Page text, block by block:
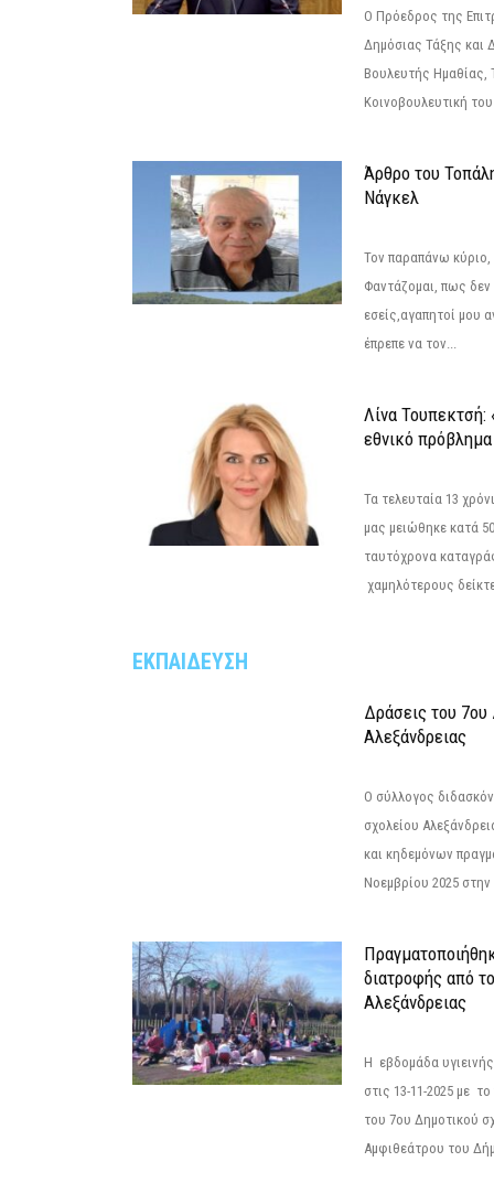
Ο Πρόεδρος της
Δημόσιας Τάξης και
Βουλευτής
Κοινοβουλευτική
Άρθρο του
Νάγκελ
Τον παραπάνω
Φαντάζομαι, πως δεν
εσείς,αγαπητοί μου
έπρεπε να τον...
Λίνα Τουπεκτσή:
εθνικό πρόβλημα
Τα τελευταία 13
μας μειώθηκε κατά
ταυτόχρονα
χαμηλότερους
ΕΚΠΑΙΔΕΥΣΗ
Δράσεις του 7ου
Αλεξάνδρειας
Ο σύλλογος
σχολείου
και κηδεμόνων
Νοεμβρίου 2025
διατροφής από
Αλεξάνδρειας
Η εβδομάδα
στις 13-11-2025 με
του 7ου Δημοτικού
Αμφιθεάτρου του